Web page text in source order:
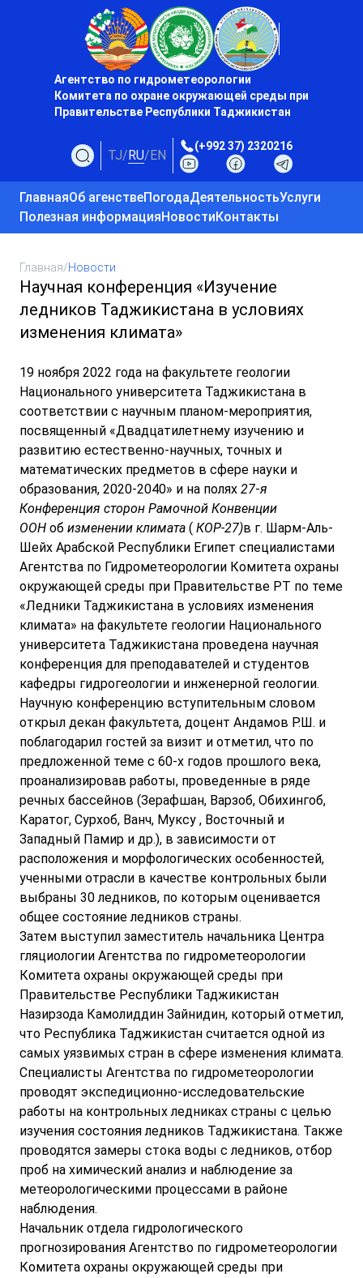
Агентство по гидрометеорологии
Комитета по охране окружающей среды при
Правительстве Республики Таджикистан
TJ/RU/EN
(+992 37) 2320216
ГлавнаяОб агенствеПогодаДеятельностьУслуги
Полезная информацияНовостиКонтакты
Главная/Новости
Научная конференция «Изучение
ледников Таджикистана в условиях
изменения климата»
19 ноября 2022 года на факультете геологии
Национального университета Таджикистана в
соответствии с научным планом-мероприятия,
посвященный «Двадцатилетнему изучению и
развитию естественно-научных, точных и
математических предметов в сфере науки и
образования, 2020-2040» и на полях 27-я
Конференция сторон Рамочной Конвенции
ООН об изменении климата ( КОР-27)в г. Шарм-Аль-
Шейх Арабской Республики Египет специалистами
Агентства по Гидрометеорологии Комитета охраны
окружающей среды при Правительстве РТ по теме
«Ледники Таджикистана в условиях изменения
климата» на факультете геологии Национального
университета Таджикистана проведена научная
конференция для преподавателей и студентов
кафедры гидрогеологии и инженерной геологии.
Научную конференцию вступительным словом
открыл декан факультета, доцент Андамов Р.Ш. и
поблагодарил гостей за визит и отметил, что по
предложенной теме с 60-х годов прошлого века,
проанализировав работы, проведенные в ряде
речных бассейнов (Зерафшан, Варзоб, Обихингоб,
Каратог, Сурхоб, Ванч, Муксу , Восточный и
Западный Памир и др.), в зависимости от
расположения и морфологических особенностей,
ученными отрасли в качестве контрольных были
выбраны 30 ледников, по которым оценивается
общее состояние ледников страны.
Затем выступил заместитель начальника Центра
гляциологии Агентства по гидрометеорологии
Комитета охраны окружающей среды при
Правительстве Республики Таджикистан
Назирзода Камолиддин Зайнидин, который отметил,
что Республика Таджикистан считается одной из
самых уязвимых стран в сфере изменения климата.
Специалисты Агентства по гидрометеорологии
проводят экспедиционно-исследовательские
работы на контрольных ледниках страны с целью
изучения состояния ледников Таджикистана. Также
проводятся замеры стока воды с ледников, отбор
проб на химический анализ и наблюдение за
метеорологическими процессами в районе
наблюдения.
Начальник отдела гидрологического
прогнозирования Агентство по гидрометеорологии
Комитета охраны окружающей среды при